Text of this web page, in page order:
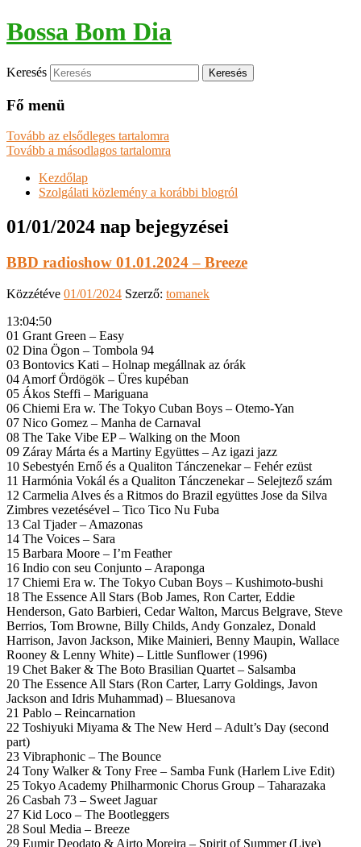
Bossa Bom Dia
Keresés
Fő menü
Tovább az elsődleges tartalomra
Tovább a másodlagos tartalomra
Kezdőlap
Szolgálati közlemény a korábbi blogról
01/01/2024 nap bejegyzései
BBD radioshow 01.01.2024 – Breeze
Közzétéve 01/01/2024 Szerző: tomanek
13:04:50
01 Grant Green – Easy
02 Dina Ögon – Tombola 94
03 Bontovics Kati – Holnap megállnak az órák
04 Amorf Ördögök – Üres kupéban
05 Ákos Steffi – Mariguana
06 Chiemi Era w. The Tokyo Cuban Boys – Otemo-Yan
07 Nico Gomez – Manha de Carnaval
08 The Take Vibe EP – Walking on the Moon
09 Záray Márta és a Martiny Együttes – Az igazi jazz
10 Sebestyén Ernő és a Qualiton Tánczenekar – Fehér ezüst
11 Harmónia Vokál és a Qualiton Tánczenekar – Selejtező szám
12 Carmelia Alves és a Ritmos do Brazil együttes Jose da Silva
Zimbres vezetésével – Tico Tico Nu Fuba
13 Cal Tjader – Amazonas
14 The Voices – Sara
15 Barbara Moore – I’m Feather
16 Indio con seu Conjunto – Araponga
17 Chiemi Era w. The Tokyo Cuban Boys – Kushimoto-bushi
18 The Essence All Stars (Bob James, Ron Carter, Eddie
Henderson, Gato Barbieri, Cedar Walton, Marcus Belgrave, Steve
Berrios, Tom Browne, Billy Childs, Andy Gonzalez, Donald
Harrison, Javon Jackson, Mike Mainieri, Benny Maupin, Wallace
Rooney & Lenny White) – Little Sunflower (1996)
19 Chet Baker & The Boto Brasilian Quartet – Salsamba
20 The Essence All Stars (Ron Carter, Larry Goldings, Javon
Jackson and Idris Muhammad) – Bluesanova
21 Pablo – Reincarnation
22 Toshiyuki Miyama & The New Herd – Adult’s Day (second
part)
23 Vibraphonic – The Bounce
24 Tony Walker & Tony Free – Samba Funk (Harlem Live Edit)
25 Tokyo Academy Philharmonic Chorus Group – Taharazaka
26 Casbah 73 – Sweet Jaguar
27 Kid Loco – The Bootleggers
28 Soul Media – Breeze
29 Eumir Deodato & Airto Moreira – Spirit of Summer (Live)